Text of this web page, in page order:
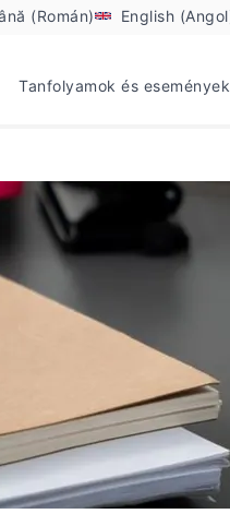
(Román) English
Tanfolyamok és események